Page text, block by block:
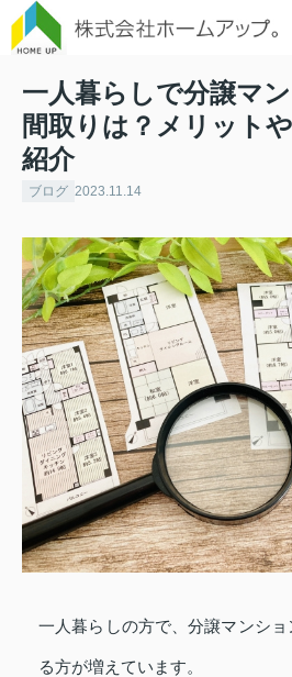
一人暮らしで分譲マ
間取りは？メリット
紹介
ブログ 2023.11.14
一人暮らしの方で、分譲マンシ
る方が増えています。